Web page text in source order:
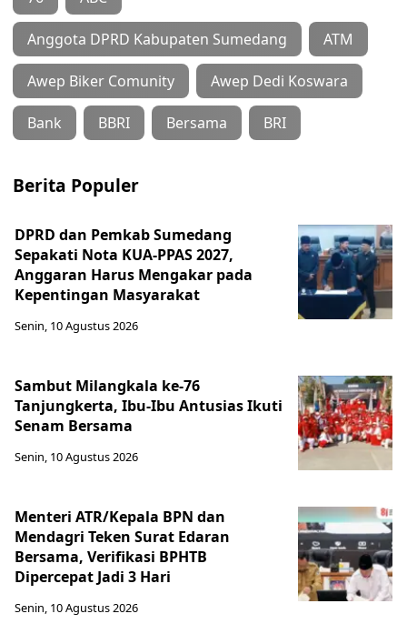
Anggota DPRD Kabupaten Sumedang ATM
Awep Biker Comunity Awep Dedi Koswara
Bank BBRI Bersama BRI
Berita Populer
DPRD dan Pemkab Sumedang
Sepakati Nota KUA-PPAS 2027,
Anggaran Harus Mengakar pada
Kepentingan Masyarakat
Senin, 10 Agustus 2026
Sambut Milangkala ke-76
Tanjungkerta, Ibu-Ibu Antusias Ikuti
Senam Bersama
Senin, 10 Agustus 2026
Menteri ATR/Kepala BPN dan
Mendagri Teken Surat Edaran
Bersama, Verifikasi BPHTB
Dipercepat Jadi 3 Hari
Senin, 10 Agustus 2026